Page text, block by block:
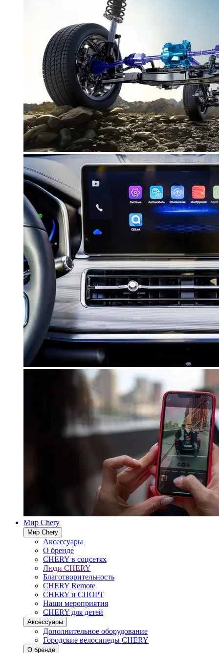
Мир Chery
Мир Chery
Аксессуары
О бренде
CHERY в соцсетях
Люди CHERY
Благотворительность
CHERY Remote
CHERY и СПОРТ
Наши мероприятия
CHERY для детей
Аксессуары
Дополнительное оборудование
Городские велосипеды CHERY
О бренде